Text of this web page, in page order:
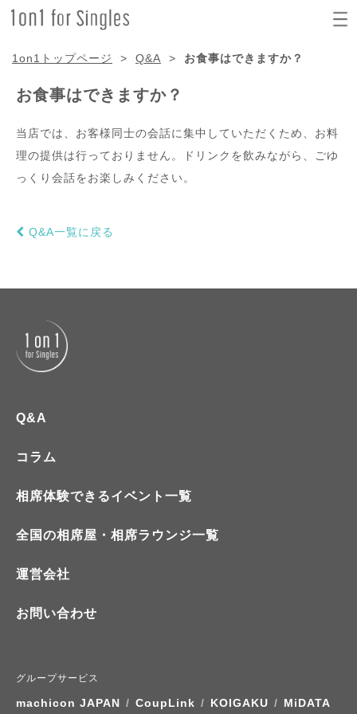
1on1トップページ > Q&A > お食事はできますか？
お食事はできますか？
当店では、お客様同士の会話に集中していただくため、お料
理の提供は行っておりません。ドリンクを飲みながら、ごゆ
っくり会話をお楽しみください。
Q&A一覧に戻る
Q&A
コラム
相席体験できるイベント一覧
全国の相席屋・相席ラウンジ一覧
運営会社
お問い合わせ
グループサービス
machicon JAPAN / CoupLink / KOIGAKU / MiDATA